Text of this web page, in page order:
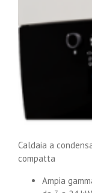
Caldaia a
compatta
Ampia